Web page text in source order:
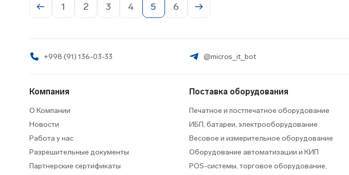
1 2 3 4 5 6
+998 (91) 136-03-33 @micros_it_bot
Компания
О Компании
Новости
Работа у нас
Разрешительные документы
Партнерские сертификаты
Поставка оборудования
Печатное и постпечатное оборудование
ИБП, батареи, электрооборудование
Весовое и измерительное оборудование
Оборудование автоматизации и КИП
POS-системы, торговое оборудование,